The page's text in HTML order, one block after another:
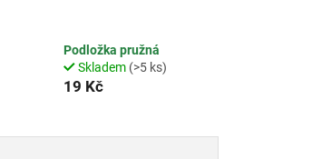
Podložka pružná
Skladem (>5 ks)
19 Kč